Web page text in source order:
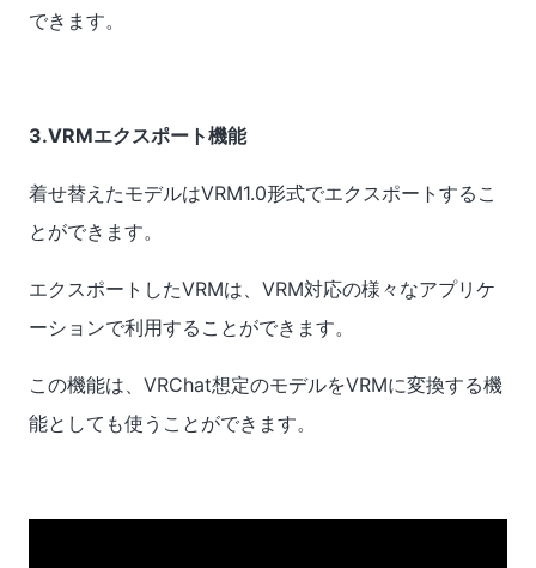
できます。
3.VRMエクスポート機能
着せ替えたモデルはVRM1.0形式でエクスポートするこ
とができます。
エクスポートしたVRMは、VRM対応の様々なアプリケ
ーションで利用することができます。
この機能は、VRChat想定のモデルをVRMに変換する機
能としても使うことができます。